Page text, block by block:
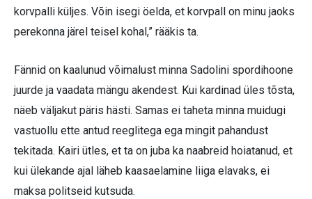
korvpalli küljes. Võin isegi öelda, et korvpall on minu jaoks
perekonna järel teisel kohal,” rääkis ta.
Fännid on kaalunud võimalust minna Sadolini spordihoone
juurde ja vaadata mängu akendest. Kui kardinad üles tõsta,
näeb väljakut päris hästi. Samas ei taheta minna muidugi
vastuollu ette antud reeglitega ega mingit pahandust
tekitada. Kairi ütles, et ta on juba ka naabreid hoiatanud, et
kui ülekande ajal läheb kaasaelamine liiga elavaks, ei
maksa politseid kutsuda.